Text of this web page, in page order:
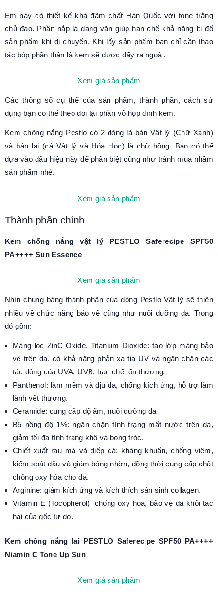
Em này có thiết kế khá đậm chất Hàn Quốc với tone trắng
chủ đạo. Phần nắp là dạng vặn giúp hạn chế khả năng bị đổ
sản phẩm khi di chuyển. Khi lấy sản phẩm bạn chỉ cần thao
tác bóp phần thân là kem sẽ được đẩy ra ngoài.
Xem giá sản phẩm
Các thông số cụ thể của sản phẩm, thành phần, cách sử
dụng bạn có thể theo dõi tại phần vỏ hộp đính kèm.
Kem chống nắng Pestlo có 2 dòng là bản Vật lý (Chữ Xanh)
và bản lai (cả Vật lý và Hóa Học) là chữ hồng. Bạn có thể
dựa vào dấu hiệu này để phân biệt cũng như tránh mua nhầm
sản phẩm nhé.
Xem giá sản phẩm
Thành phần chính
Kem chống nắng vật lý PESTLO Saferecipe SPF50
PA++++ Sun Essence
Xem giá sản phẩm
Nhìn chung bảng thành phần của dòng Pestlo Vật lý sẽ thiên
nhiều về chức năng bảo vệ cũng như nuôi dưỡng da. Trong
đó gồm:
Màng lọc ZinC Oxide, Titanium Dioxide: tạo lớp màng bảo
vệ trên da, có khả năng phản xạ tia UV và ngăn chặn các
tác động của UVA, UVB, hạn chế tổn thương.
Panthenol: làm mềm và dịu da, chống kích ứng, hỗ trợ làm
lành vết thương.
Ceramide: cung cấp độ ẩm, nuôi dưỡng da
B5 nồng độ 1%: ngăn chặn tình trạng mất nước trên da,
giảm tối đa tình trạng khô và bong tróc.
Chiết xuất rau má và diếp cá: kháng khuẩn, chống viêm,
kiểm soát dầu và giảm bóng nhờn, đồng thời cung cấp chất
chống oxy hóa cho da.
Arginine: giảm kích ứng và kích thích sản sinh collagen.
Vitamin E (Tocopherol): chống oxy hóa, bảo vệ da khỏi tác
hại của gốc tự do.
Kem chống nắng lai PESTLO Saferecipe SPF50 PA++++
Niamin C Tone Up Sun
Xem giá sản phẩm